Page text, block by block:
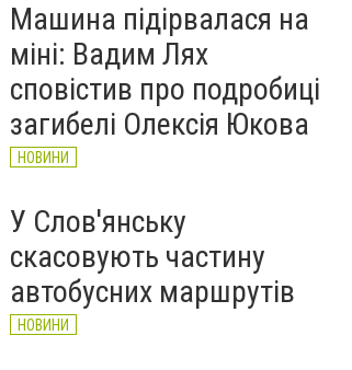
Машина підірвалася на
міні: Вадим Лях
сповістив про подробиці
загибелі Олексія Юкова
НОВИНИ
У Слов'янську
скасовують частину
автобусних маршрутів
НОВИНИ